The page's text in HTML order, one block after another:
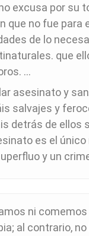
excusa por su
que no fue
de lo
que
…
asesinato y
salvajes y
detrás de ellos
es el
y un
ni
al contrario,